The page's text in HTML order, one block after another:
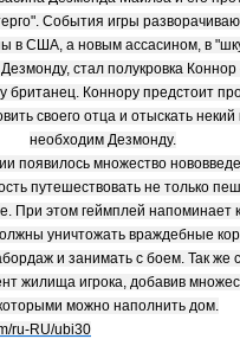
События игры
в США, а новым ассасином, в
стал полукровка
британец. Коннору предстоит
своего отца и отыскать
необходим Дезмонду.
появилось множество
путешествовать не только
При этом геймплей напоминает
уничтожать враждебные
и занимать с боем. Так же
жилища игрока, добавив
можно наполнить дом.
ru-RU/ubi30